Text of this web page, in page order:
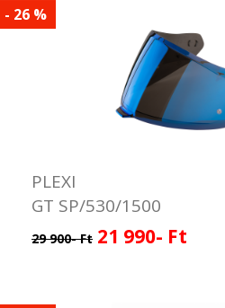
- 26 %
PLEXI
GT SP/530/1500
29 900- Ft 21 990- Ft